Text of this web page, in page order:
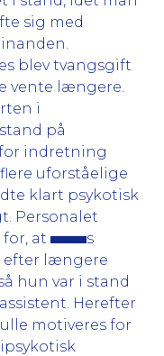
sig med
blev tvangsgift
vente længere.
i
på
indretning
uforståelige
klart psykotisk
Personalet
at
s
efter længere
hun var i stand
Herefter
motiveres for